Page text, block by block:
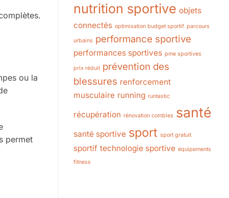
ou la
permet
nutrition sportive objets
connectés optimisation budget sportif parcours
urbains performance sportive
performances sportives pme sportives
prix réduit prévention des
blessures renforcement
musculaire running runtastic
récupération rénovation combles santé
santé sportive sport sport gratuit
sportif technologie sportive équipements
fitness